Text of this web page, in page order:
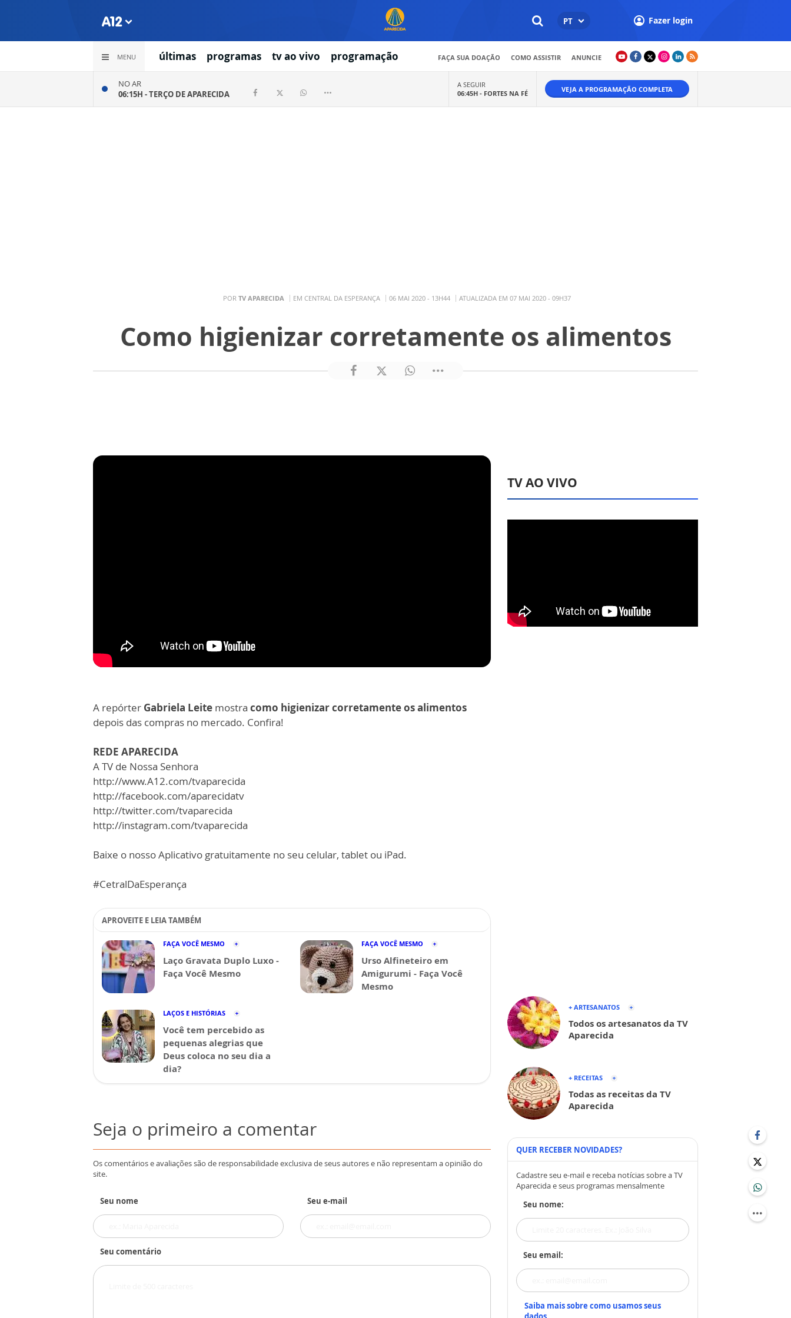
PT Fazer login
MENU últimas programas tv ao vivo programação FAÇA SUA DOAÇÃO COMO ASSISTIR ANUNCIE
NO AR
06:15H -TERÇO DE APARECIDA
A SEGUIR
06:45H - FORTES NA FÉ VEJA A PROGRAMAÇÃO COMPLETA
POR TV APARECIDA EM CENTRAL DA ESPERANÇA 06 MAI 2020 - 13H44 ATUALIZADA EM 07 MAI 2020 - 09H37
Como higienizar corretamente os alimentos
A repórter Gabriela Leite mostra como higienizar corretamente os alimentos
depois das compras no mercado. Confira!
REDE APARECIDA
A TV de Nossa Senhora
http://www.A12.com/tvaparecida
http://facebook.com/aparecidatv
http://twitter.com/tvaparecida
http://instagram.com/tvaparecida
Baixe o nosso Aplicativo gratuitamente no seu celular, tablet ou iPad.
#CetralDaEsperança
APROVEITE E LEIA TAMBÉM
FAÇA VOCÊ MESMO
Laço Gravata Duplo Luxo -
Faça Você Mesmo
FAÇA VOCÊ MESMO
Urso Alfineteiro em
Amigurumi - Faça Você
Mesmo
LAÇOS E HISTÓRIAS
Você tem percebido as
pequenas alegrias que
Deus coloca no seu dia a
dia?
Seja o primeiro a comentar
Os comentários e avaliações são de responsabilidade exclusiva de seus autores e não representam a opinião do
site.
Seu nome Seu e-mail
Seu comentário
TV AO VIVO
+ ARTESANATOS
Todos os artesanatos da TV
Aparecida
+ RECEITAS
Todas as receitas da TV
Aparecida
QUER RECEBER NOVIDADES?
Cadastre seu e-mail e receba notícias sobre a TV
Aparecida e seus programas mensalmente
Seu nome:
Seu email:
Saiba mais sobre como usamos seus